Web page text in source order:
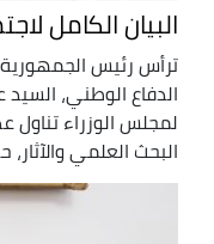
البيان الكامل
ترأس رئيس الجمهورية،
الدفاع الوطني، السيد
لمجلس الوزراء تناول
البحث العلمي والآثار،